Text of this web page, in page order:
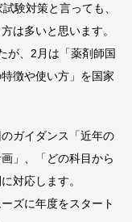
験対策と言っても、
は多いと思います。
が、2月は「薬剤師国
徴や使い方」を国家
ガイダンス「近年の
」、「どの科目から
対応します。
ズに年度をスタート